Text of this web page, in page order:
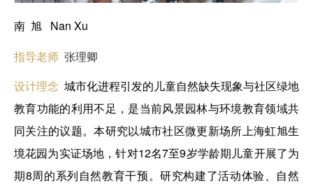
南 旭 Nan Xu
指导老师 张理卿
设计理念 城市化进程引发的儿童自然缺失现象与社区绿地
教育功能的利用不足，是当前风景园林与环境教育领域共
同关注的议题。本研究以城市社区微更新场所上海虹旭生
境花园为实证场地，针对12名7至9岁学龄期儿童开展了为
期8周的系列自然教育干预。研究构建了活动体验、自然